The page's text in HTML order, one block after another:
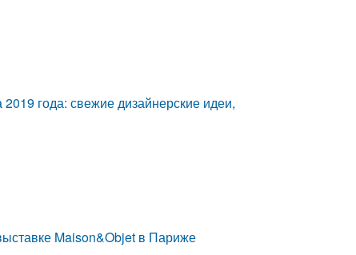
года: свежие дизайнерские идеи,
Maison&Objet в Париже